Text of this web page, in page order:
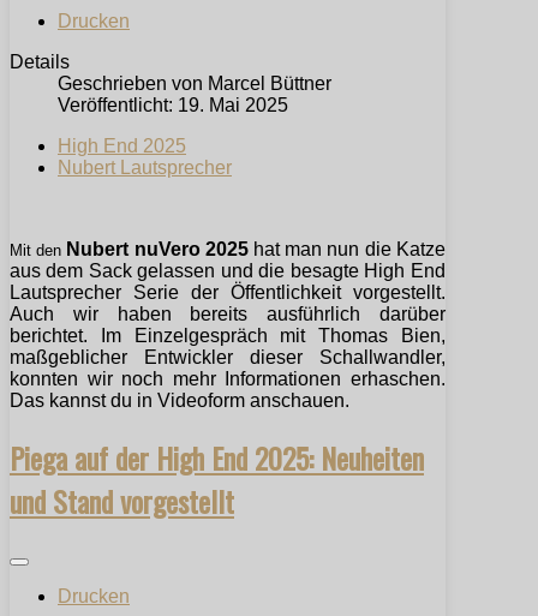
Drucken
Details
Geschrieben von Marcel Büttner
Veröffentlicht: 19. Mai 2025
High End 2025
Nubert Lautsprecher
Mit den Nubert nuVero 2025hat man nun die Katze
aus dem Sack gelassen und die besagte High End
Lautsprecher Serie der Öffentlichkeit vorgestellt.
Auch wir haben bereits ausführlich darüber
berichtet. Im Einzelgespräch mit Thomas Bien,
maßgeblicher Entwickler dieser Schallwandler,
konnten wir noch mehr Informationen erhaschen.
Das kannst du in Videoform anschauen.
Piega auf der High End 2025: Neuheiten
und Stand vorgestellt
Drucken